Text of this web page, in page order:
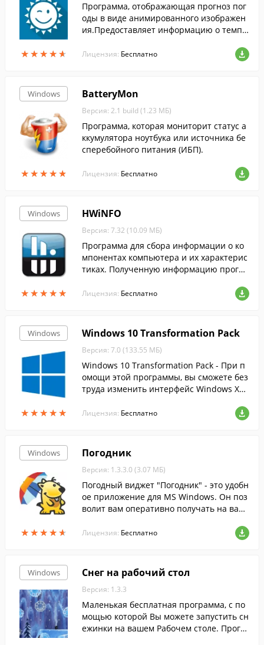
★★★★★
★★★★★
Программа, отображающая прогноз пог
оды в виде анимированного изображен
ия.Предоставляет информацию о темпе
и ветра, облачности и пр.
Лицензия: Бесплатно
Windows
★★★★★
★★★★★
BatteryMon
Версия: 2.1 build (1.23 МБ)
Программа, которая мониторит статус а
ккумулятора ноутбука или источника бе
сперебойного питания (ИБП).
Лицензия: Бесплатно
Windows
★★★★★
★★★★★
HWiNFO
Версия: 7.32 (10.09 МБ)
Программа для сбора информации о ко
мпонентах компьютера и их характерис
тиках. Полученную информацию програ
ML и HTML.
Лицензия: Бесплатно
Windows
★★★★★
★★★★★
Windows 10 Transformation Pack
Версия: 7.0 (133.55 МБ)
Windows 10 Transformation Pack - При п
омощи этой программы, вы сможете без
труда изменить интерфейс Windows XP,
нтерфейс десятки.
Лицензия: Бесплатно
Windows
★★★★★
★★★★★
Погодник
Версия: 1.3.3.0 (3.07 МБ)
Погодный виджет "Погодник" - это удобн
ое приложение для MS Windows. Он поз
волит вам оперативно получать на ваш
завтра для выбранного вами города.
Лицензия: Бесплатно
Windows Снег на рабочий стол
Версия: 1.3.3
Маленькая бесплатная программа, с по
мощью которой Вы можете запустить сн
ежинки на вашем Рабочем столе. Прогр